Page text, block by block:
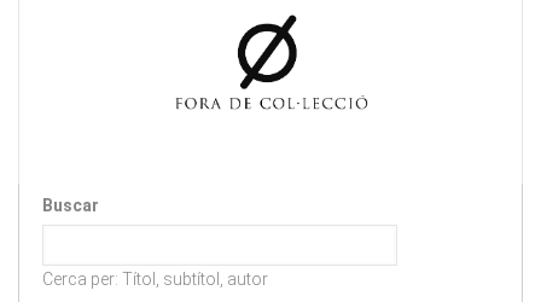
Buscar
Cerca per: Títol, subtítol, autor